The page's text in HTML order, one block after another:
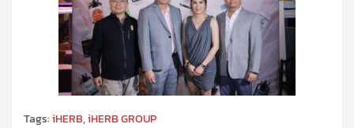
Tags:iHERB,iHERB GROUP